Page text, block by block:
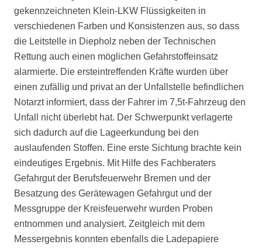
gekennzeichneten Klein-LKW Flüssigkeiten in
verschiedenen Farben und Konsistenzen aus, so dass
die Leitstelle in Diepholz neben der Technischen
Rettung auch einen möglichen Gefahrstoffeinsatz
alarmierte. Die ersteintreffenden Kräfte wurden über
einen zufällig und privat an der Unfallstelle befindlichen
Notarzt informiert, dass der Fahrer im 7,5t-Fahrzeug den
Unfall nicht überlebt hat. Der Schwerpunkt verlagerte
sich dadurch auf die Lageerkundung bei den
auslaufenden Stoffen. Eine erste Sichtung brachte kein
eindeutiges Ergebnis. Mit Hilfe des Fachberaters
Gefahrgut der Berufsfeuerwehr Bremen und der
Besatzung des Gerätewagen Gefahrgut und der
Messgruppe der Kreisfeuerwehr wurden Proben
entnommen und analysiert. Zeitgleich mit dem
Messergebnis konnten ebenfalls die Ladepapiere